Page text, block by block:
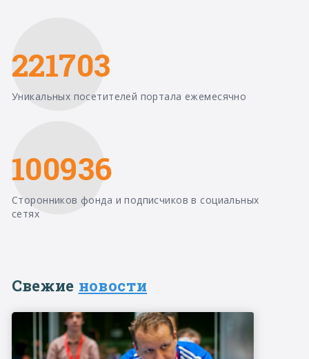
221703
Уникальных посетителей портала ежемесячно
100936
Сторонников фонда и подписчиков в социальных
сетях
Свежие новости